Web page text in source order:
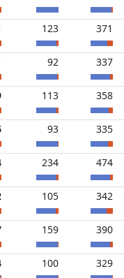
123 371
92 337
113 358
93 335
234 474
105 342
159 390
100 329